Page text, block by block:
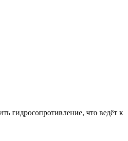
гидросопротивление, что ведёт к